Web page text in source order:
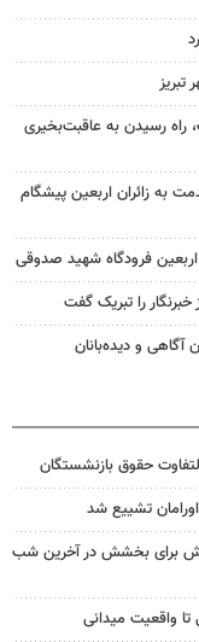
رسیدن به عاقبت‌بخیری
به زائران اربعین پیشگام
را تبریک گفت
آگاهی و دیده‌بانان
حقوق بازنشستگان
تشییع شد
برای بخشش در آخرین شب
واقعیت میدانی